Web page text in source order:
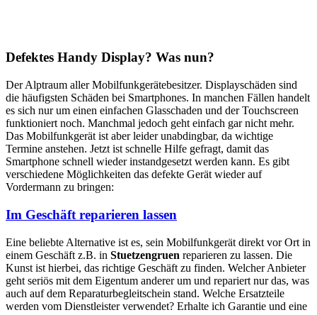
Defektes Handy Display? Was nun?
Der Alptraum aller Mobilfunkgerätebesitzer. Displayschäden sind
die häufigsten Schäden bei Smartphones. In manchen Fällen handelt
es sich nur um einen einfachen Glasschaden und der Touchscreen
funktioniert noch. Manchmal jedoch geht einfach gar nicht mehr.
Das Mobilfunkgerät ist aber leider unabdingbar, da wichtige
Termine anstehen. Jetzt ist schnelle Hilfe gefragt, damit das
Smartphone schnell wieder instandgesetzt werden kann. Es gibt
verschiedene Möglichkeiten das defekte Gerät wieder auf
Vordermann zu bringen:
Im Geschäft reparieren lassen
Eine beliebte Alternative ist es, sein Mobilfunkgerät direkt vor Ort in
einem Geschäft z.B. in Stuetzengruen reparieren zu lassen. Die
Kunst ist hierbei, das richtige Geschäft zu finden. Welcher Anbieter
geht seriös mit dem Eigentum anderer um und repariert nur das, was
auch auf dem Reparaturbegleitschein stand. Welche Ersatzteile
werden vom Dienstleister verwendet? Erhalte ich Garantie und eine